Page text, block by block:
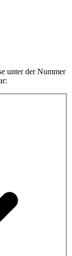
unter der Nummer